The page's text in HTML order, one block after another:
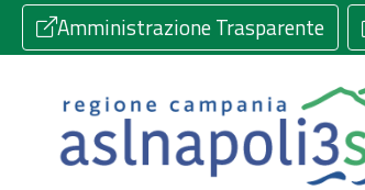
Amministrazione Trasparente